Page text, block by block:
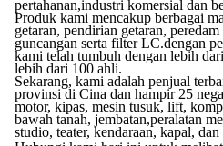
pertahanan,industri komersial dan
Produk kami mencakup berbagai
getaran, pendirian getaran,
guncangan serta filter LC.dengan
kami telah tumbuh dengan lebih
lebih dari 100 ahli.
Sekarang, kami adalah penjual
provinsi di Cina dan hampir 25
motor, kipas, mesin tusuk, lift,
bawah tanah, jembatan,peralatan
studio, teater, kendaraan, kapal, dan